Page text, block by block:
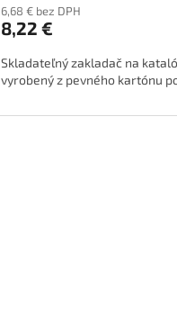
6,68 € bez DPH
8,22 €
Skladateľný zakladač na
vyrobený z pevného kartónu